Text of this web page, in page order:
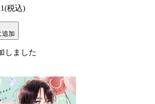
(税込)
追加
しました